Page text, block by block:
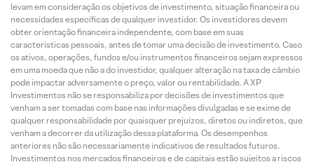
levam em consideração os objetivos de investimento, situação financeira ou
necessidades específicas de qualquer investidor. Os investidores devem
obter orientação financeira independente, com base em suas
características pessoais, antes de tomar uma decisão de investimento. Caso
os ativos, operações, fundos e/ou instrumentos financeiros sejam expressos
em uma moeda que não a do investidor, qualquer alteração na taxa de câmbio
pode impactar adversamente o preço, valor ou rentabilidade. A XP
Investimentos não se responsabiliza por decisões de investimentos que
venham a ser tomadas com base nas informações divulgadas e se exime de
qualquer responsabilidade por quaisquer prejuízos, diretos ou indiretos, que
venham a decorrer da utilização dessa plataforma. Os desempenhos
anteriores não são necessariamente indicativos de resultados futuros.
Investimentos nos mercados financeiros e de capitais estão sujeitos a riscos